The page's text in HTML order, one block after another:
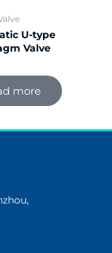
U-type
Valve
more